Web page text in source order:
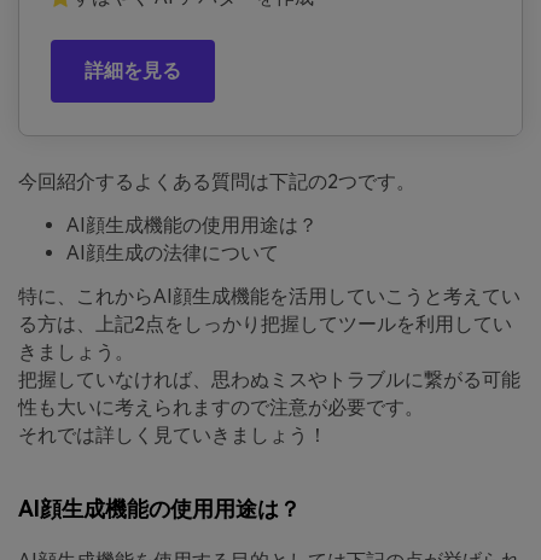
詳細を見る
今回紹介するよくある質問は下記の2つです。
AI顔生成機能の使用用途は？
AI顔生成の法律について
特に、これからAI顔生成機能を活用していこうと考えてい
る方は、上記2点をしっかり把握してツールを利用してい
きましょう。
把握していなければ、思わぬミスやトラブルに繋がる可能
性も大いに考えられますので注意が必要です。
それでは詳しく見ていきましょう！
AI顔生成機能の使用用途は？